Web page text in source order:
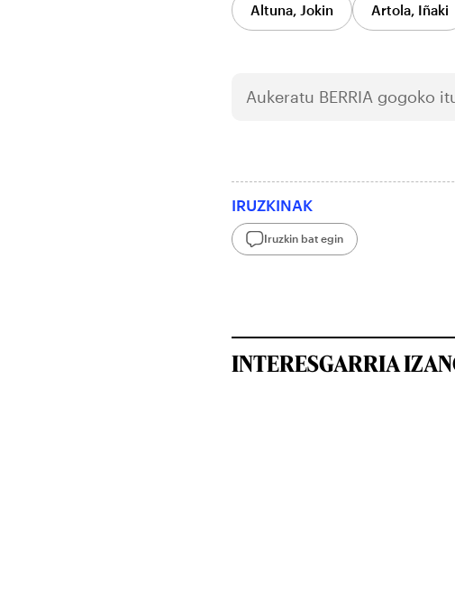
Altuna, Jokin Artola, Iñaki
Aukeratu BERRIA gogoko
IRUZKINAK
Iruzkin bat egin
INTERESGARRIA